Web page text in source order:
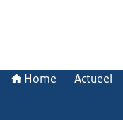
Home Actueel